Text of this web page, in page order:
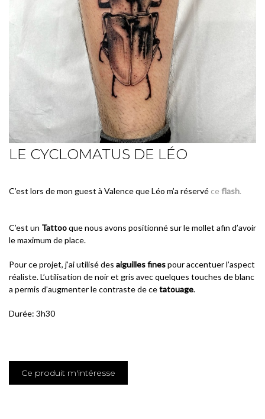
LE CYCLOMATUS DE LÉO
C’est lors de mon guest à Valence que Léo m’a réservé ce flash.
C’est un Tattooque nous avons positionné sur le mollet afin d’avoir
le maximum de place.
Pour ce projet, j’ai utilisé des aiguilles finespour accentuer l’aspect
réaliste. L’utilisation de noir et gris avec quelques touches de blanc
a permis d’augmenter le contraste de cetatouage.
Durée: 3h30
Ce produit m'intéresse